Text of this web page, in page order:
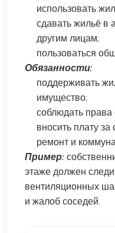
использовать
сдавать жильё в
другим лицам;
пользоваться
Обязанности:
поддерживать
имущество;
соблюдать права
вносить плату
ремонт и
Пример:
этаже должен
вентиляционных
и жалоб соседей.